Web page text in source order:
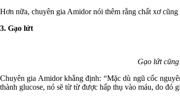
Hơn nữa, chuyên gia Amidor nói thêm rằng chất xơ
3. Gạo lứt
Gạo lứt
Chuyên gia Amidor khẳng định: “Mặc dù ngũ cốc
thành glucose, nó sẽ từ từ được hấp thụ vào máu, do đó